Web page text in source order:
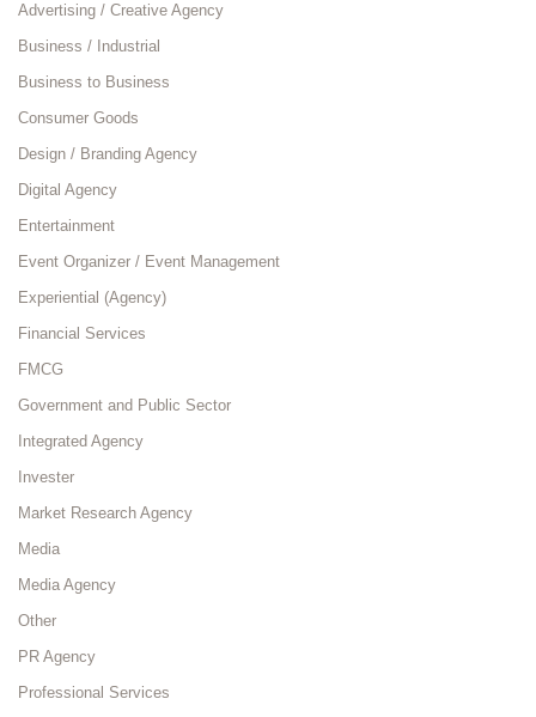
Advertising / Creative Agency
Business / Industrial
Business to Business
Consumer Goods
Design / Branding Agency
Digital Agency
Entertainment
Event Organizer / Event Management
Experiential (Agency)
Financial Services
FMCG
Government and Public Sector
Integrated Agency
Invester
Market Research Agency
Media
Media Agency
Other
PR Agency
Professional Services